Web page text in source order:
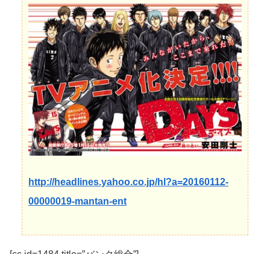
http://headlines.yahoo.co.jp/hl?a=20160112-
00000019-mantan-ent